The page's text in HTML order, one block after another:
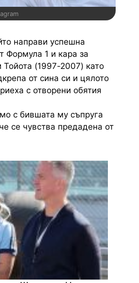
направи успешна
Формула 1 и кара за
(1997-2007) като
от сина си и цялото
с отворени обятия
с бившата му съпруга
се чувства предадена от